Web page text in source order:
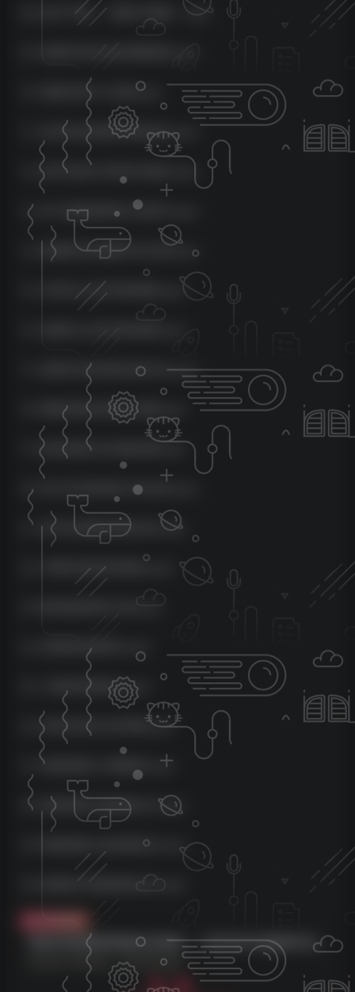
08-安卓下裁二（短剧不用看）.mp4
10-视频比例大小设置.mp4
11-如何添加视频的背景音乐.mp4
12-如何去除水印添加马赛克.mp4
13-热门剪辑思路和方法技巧.mp4
14-剪辑影视完整操作全过程.mp4
15-手机怎么发布高清视频.mp4
17-检查作品限流和处理方法.mp4
18-横屏视频比例怎么剪辑.mp4
19-原创剪辑手法深度详解.mp4
20-防止作品限流的方法总结.mp4
21-新手剪视频的错误总结.mp4
22-半解说防限流防搬运.mp4
24-单联屏封面制作.mp4
25-三联屏封面制作.mp4
26-变现任务的分类讲解.mp4
27-短剧剪辑之文案配音.mp4
28-短剧剪辑之配画面水印.mp4
29-短剧剪辑之加结尾音乐.mp4
短剧另类新赛道剪辑解说实操班：一部手机学习短剧账号运营（29节 价值500）
此内容为付费资源，请付费后查看